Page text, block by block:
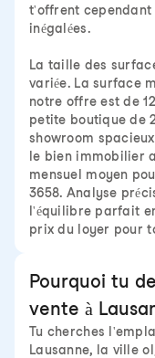
t'offrent cependant
inégalées.
La taille des
variée. La surface
notre offre est de
petite boutique de
showroom
le bien immobilier
mensuel moyen
3658. Analyse
l'équilibre parfait
prix du loyer pour
Pourquoi tu
vente à
Tu cherches
Lausanne, la ville